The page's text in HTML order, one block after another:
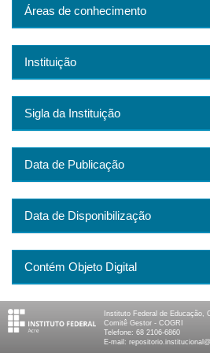
Áreas de conhecimento
Instituição
Sigla da Instituição
Data de Publicação
Data de Disponibilização
Contém Objeto Digital
Instituto Federal de Educação,
Comitê Gestor - COGRI
Telefone: 68 2106-6860
E-mail: